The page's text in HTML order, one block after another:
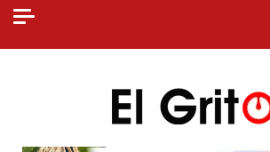
Skip
content